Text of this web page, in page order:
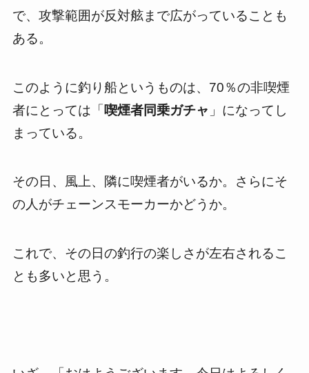
で、攻撃範囲が反対舷まで広がっていることも
ある。
このように釣り船というものは、70％の非喫煙
者にとっては「喫煙者同乗ガチャ 」になってし
まっている。
その日、風上、隣に喫煙者がいるか。さらにそ
の人がチェーンスモーカーかどうか。
これで、その日の釣行の楽しさが左右されるこ
とも多いと思う。